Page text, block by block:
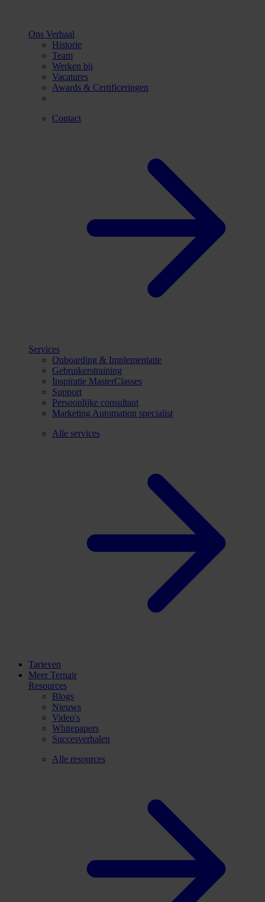
Ons Verhaal
Historie
Team
Werken bij
Vacatures
Awards & Certificeringen
Contact
Services
Onboarding & Implementatie
Gebruikerstraining
Inspiratie MasterClasses
Support
Persoonlijke consultant
Marketing Automation specialist
Alle services
Tarieven
Meer Ternair
Resources
Blogs
Nieuws
Video's
Whitepapers
Succesverhalen
Alle resources